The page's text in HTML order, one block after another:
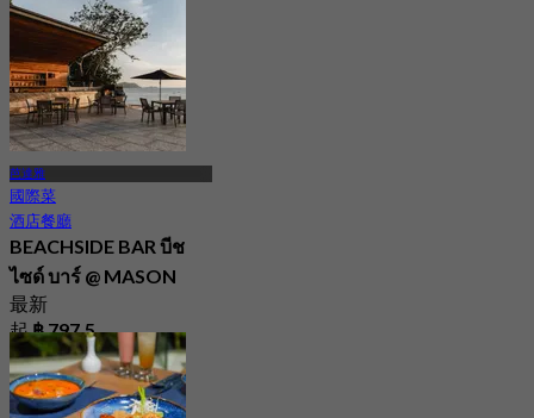
芭達雅
國際菜
酒店餐廳
BEACHSIDE BAR บีช
ไซด์ บาร์ @ MASON
最新
起฿ 797.5